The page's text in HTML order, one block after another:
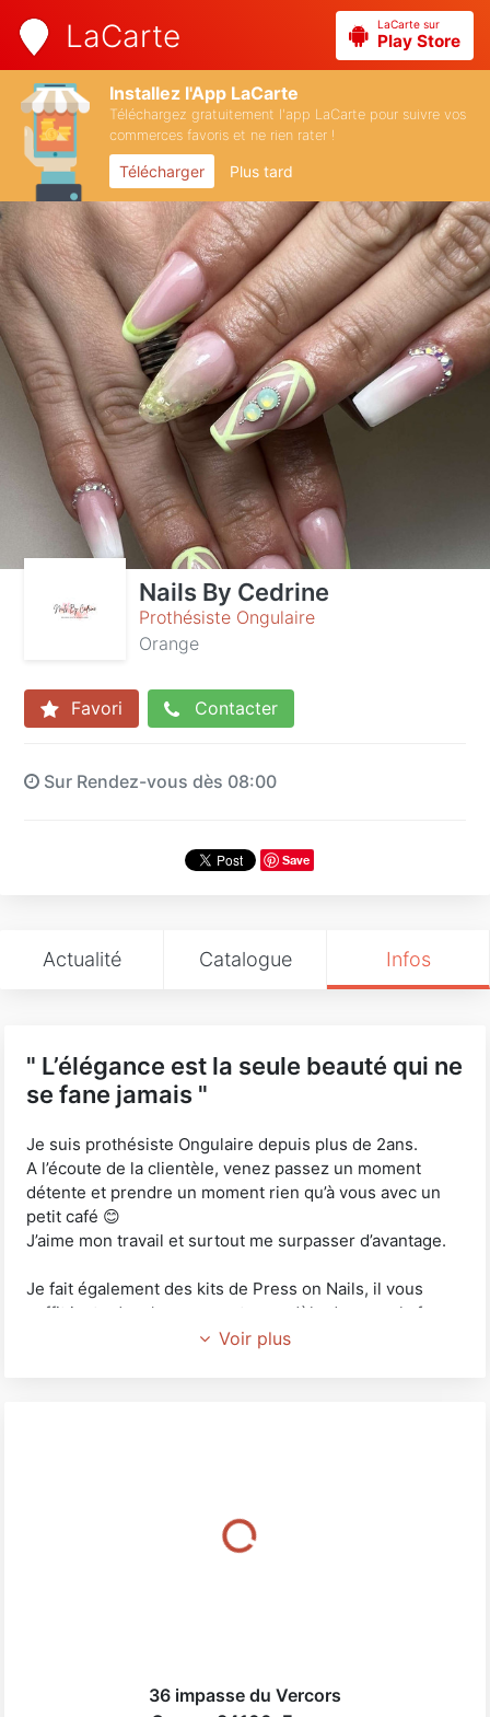
LaCarte LaCarte sur
Play Store
Installez l'App LaCarte
Téléchargez gratuitement l'app LaCarte pour suivre vos
commerces favoris et ne rien rater !
Télécharger Plus tard
Nails By Cedrine
Prothésiste Ongulaire
Orange
Favori Contacter
Sur Rendez-vous dès 08:00
Save
Actualité Catalogue Infos
" L’élégance est la seule beauté qui ne
se fane jamais "
Je suis prothésiste Ongulaire depuis plus de 2ans.
A l’écoute de la clientèle, venez passez un moment
détente et prendre un moment rien qu’à vous avec un
petit café 😊
J’aime mon travail et surtout me surpasser d’avantage.
Je fait également des kits de Press on Nails, il vous
suffit juste de m’envoyer votre modèle de pose, la forme
souhaiter (ainsi que la longueurs), et je vous ferais un
Voir plus
36 impasse du Vercors